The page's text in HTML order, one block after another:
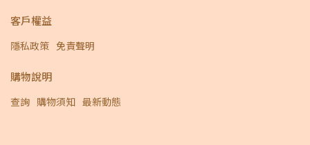
客戶權益
隱私政策 免責聲明
購物說明
查詢 購物須知 最新動態